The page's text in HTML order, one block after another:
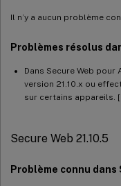
Il n’y a aucun problème
Problèmes résolus
Dans Secure Web
version 21.10.x ou
sur certains appareils.
Secure Web 21.10.5
Problème connu dans